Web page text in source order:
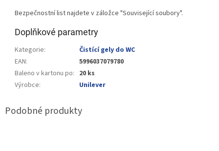
Bezpečnostní list najdete v záložce "Související soubory".
Doplňkové parametry
Kategorie:
Čistící gely do WC
EAN:
5996037079780
Baleno v kartonu po: 20 ks
Výrobce: Unilever